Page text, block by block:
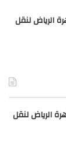
الرياض لنقل
الرياض لنقل